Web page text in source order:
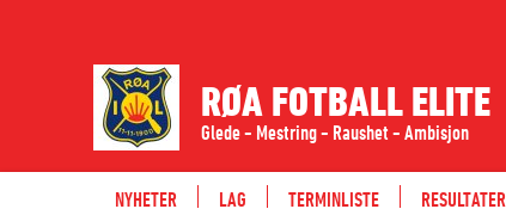
RØA FOTBALL ELITE
Glede - Mestring - Raushet - Ambisjon
NYHETER LAG TERMINLISTE RESULTATER